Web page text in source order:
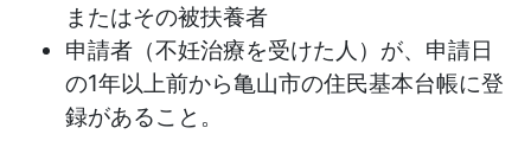
またはその被扶養者
申請者（不妊治療を受けた人）が、申請日
の1年以上前から亀山市の住民基本台帳に登
録があること。